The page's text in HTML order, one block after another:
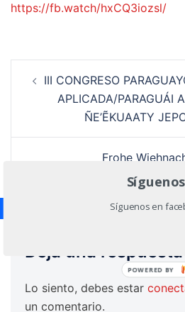
https://fb.watch/hxCQ3iozsl/
entradas
III CONGRESO
APLICADA/PARAGUÁI
ÑE’ẼKUAATY
Frohe
Deja una respuesta
Lo siento, debes estar
un comentario.
Síguenos en
POWERED BY